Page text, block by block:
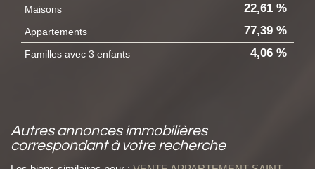
Maisons 22,61 %
Appartements 77,39 %
Familles avec 3 enfants 4,06 %
autres annonces immobilières
correspondant à votre recherche